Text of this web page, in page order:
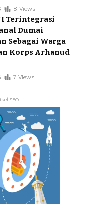
8 Views
Terintegrasi
Dumai
Sebagai Warga
Korps Arhanud
7 Views
SEO